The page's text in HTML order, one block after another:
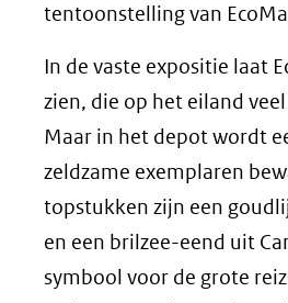
tentoonstelling van
In de vaste expositie laat
zien, die op het eiland
Maar in het depot wordt
zeldzame exemplaren
topstukken zijn een
en een brilzee-eend uit
symbool voor de grote